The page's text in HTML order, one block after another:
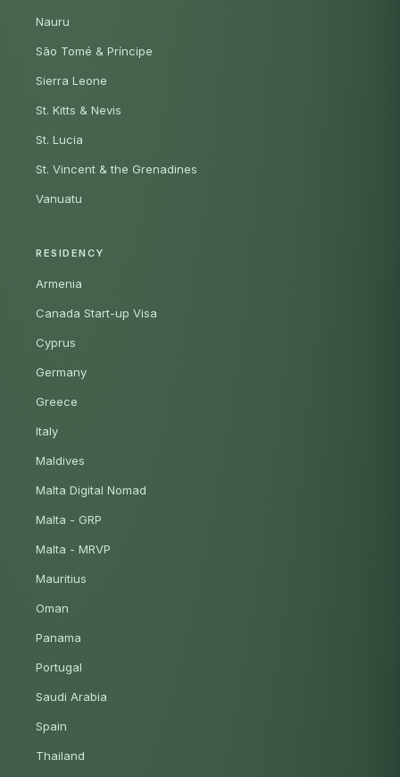
Nauru
São Tomé & Príncipe
Sierra Leone
St. Kitts & Nevis
St. Lucia
St. Vincent & the Grenadines
Vanuatu
RESIDENCY
Armenia
Canada Start-up Visa
Cyprus
Germany
Greece
Italy
Maldives
Malta Digital Nomad
Malta - GRP
Malta - MRVP
Mauritius
Oman
Panama
Portugal
Saudi Arabia
Spain
Thailand